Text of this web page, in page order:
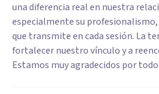
una diferencia real en nuestra
especialmente su
que transmite en cada sesión. La
fortalecer nuestro vínculo y a
Estamos muy agradecidos por